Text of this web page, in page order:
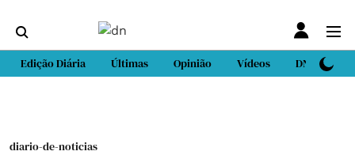
Edição Diária Últimas Opinião Vídeos DN Sport
diario-de-noticias